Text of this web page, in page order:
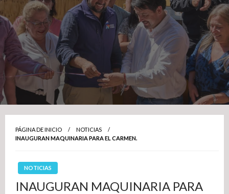
PÁGINA DE INICIO
NOTICIAS
INAUGURAN MAQUINARIA PARA EL CARMEN.
NOTICIAS
INAUGURAN MAQUINARIA PARA